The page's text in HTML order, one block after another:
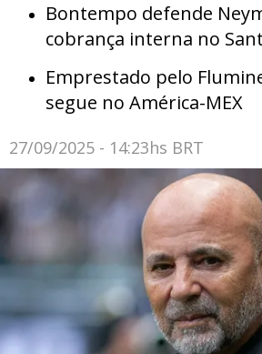
Bontempo defende
cobrança interna no
Emprestado pelo
segue no América-MEX
27/09/2025 - 14:23hs BRT